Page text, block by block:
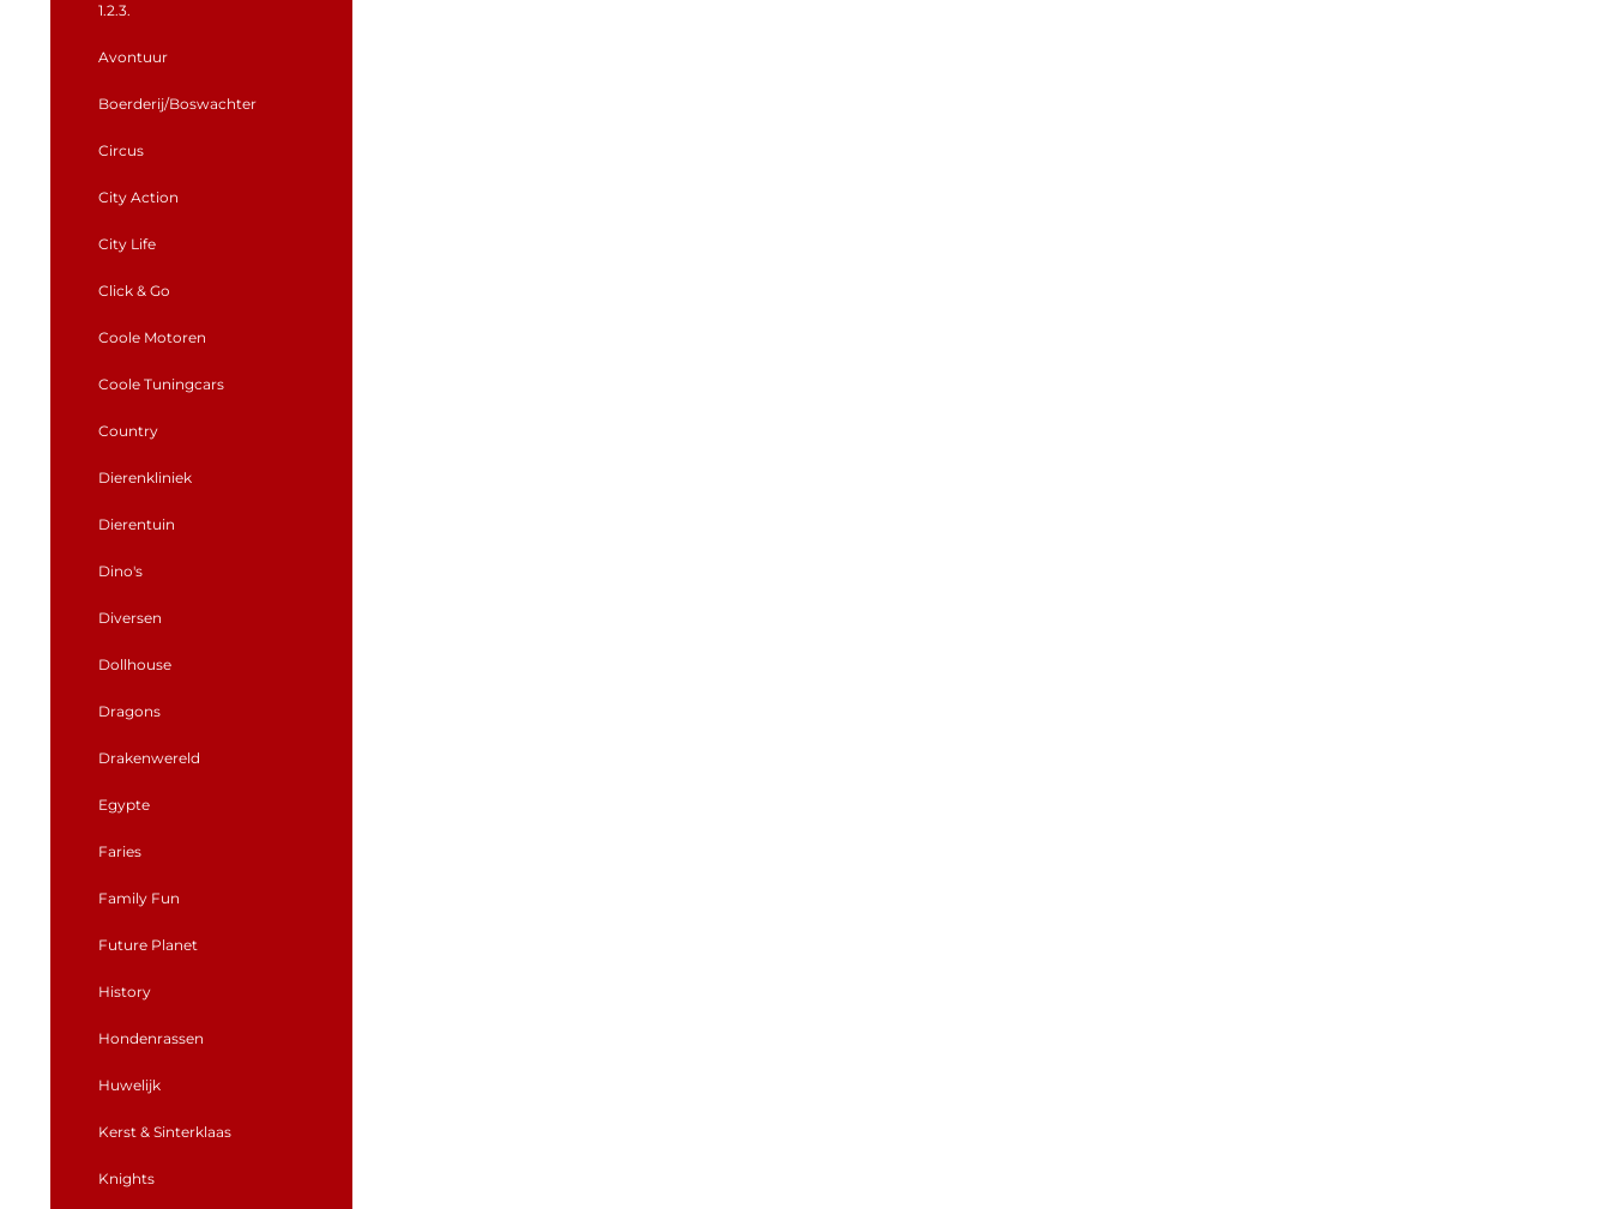
1.2.3.
Avontuur
Boerderij/Boswachter
Circus
City Action
City Life
Click & Go
Coole Motoren
Coole Tuningcars
Country
Dierenkliniek
Dierentuin
Dino's
Diversen
Dollhouse
Dragons
Drakenwereld
Egypte
Faries
Family Fun
Future Planet
History
Hondenrassen
Huwelijk
Kerst & Sinterklaas
Knights